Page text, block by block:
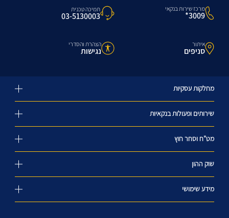
מרכז שירות בנקאי
3009*
תמיכה טכנית
03-5130003
איתור
סניפים
הצהרת והסדרי
נגישות
מחלקות עסקיות
שירותים ופעולות בנקאיות
מט"ח וסחר חוץ
שוק ההון
מידע שימושי